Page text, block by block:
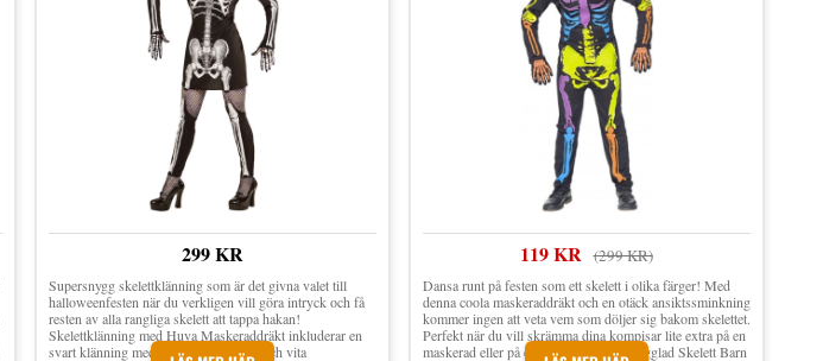
299 KR
Supersnygg skelettklänning som är det givna valet till
halloweenfesten när du verkligen vill göra intryck och få
resten av alla rangliga skelett att tappa hakan!
Skelettklänning med Huva Maskeraddräkt inkluderar en
svart klänning med huva, öppna axlar och vita
119 KR (299 KR)
Dansa runt på festen som ett skelett i olika färger! Med
denna coola maskeraddräkt och en otäck ansiktssminkning
kommer ingen att veta vem som döljer sig bakom skelettet.
Perfekt när du vill skrämma dina kompisar lite extra på en
maskerad eller på en halloweenfest. Färgglad Skelett Barn